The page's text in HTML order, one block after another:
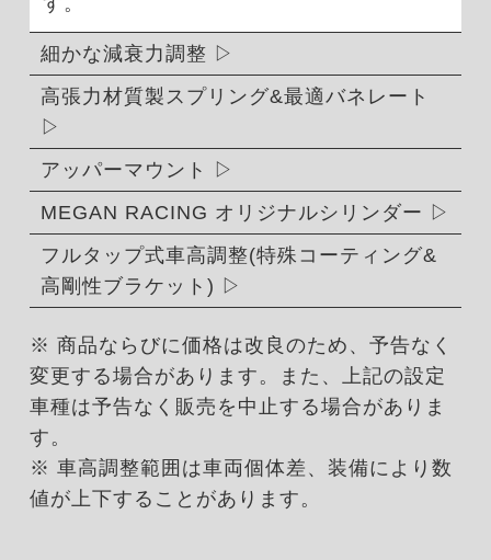
細かな減衰力調整
高張力材質製スプリング&最適バネレート
アッパーマウント
MEGAN RACING オリジナルシリンダー
フルタップ式車高調整(特殊コーティング&
高剛性ブラケット)
※ 商品ならびに価格は改良のため、予告なく
変更する場合があります。また、上記の設定
車種は予告なく販売を中止する場合がありま
す。
※ 車高調整範囲は車両個体差、装備により数
値が上下することがあります。